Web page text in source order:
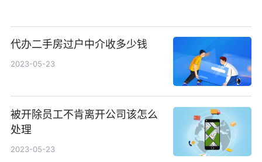
代办二手房过户中介收多少钱
2023-05-23
被开除员工不肯离开公司该怎么
处理
2023-05-23